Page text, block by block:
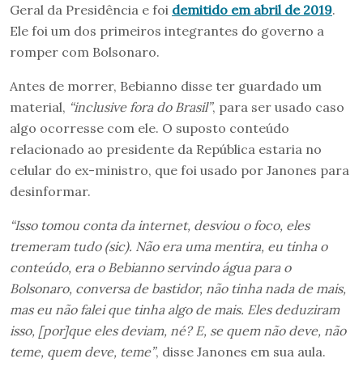
Geral da Presidência e foi demitido em abril de 2019.
Ele foi um dos primeiros integrantes do governo a
romper com Bolsonaro.
Antes de morrer, Bebianno disse ter guardado um
material, “inclusive fora do Brasil”, para ser usado caso
algo ocorresse com ele. O suposto conteúdo
relacionado ao presidente da República estaria no
celular do ex-ministro, que foi usado por Janones para
desinformar.
“Isso tomou conta da internet, desviou o foco, eles
tremeram tudo (sic). Não era uma mentira, eu tinha o
conteúdo, era o Bebianno servindo água para o
Bolsonaro, conversa de bastidor, não tinha nada de mais,
mas eu não falei que tinha algo de mais. Eles deduziram
isso, [por]que eles deviam, né? E, se quem não deve, não
teme, quem deve, teme”, disse Janones em sua aula.